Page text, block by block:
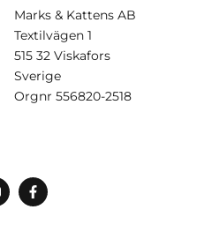
Marks & Kattens AB
Textilvägen 1
515 32 Viskafors
Sverige
Orgnr 556820-2518